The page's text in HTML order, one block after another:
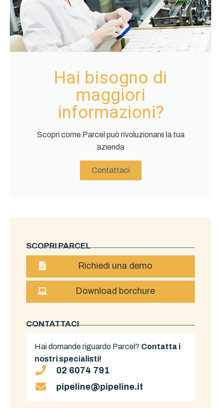
Hai bisogno di
maggiori
informazioni?
Scopri come Parcel può rivoluzionare la tua
azienda
Contattaci
SCOPRI PARCEL
Richiedi una demo
Download borchure
CONTATTACI
Hai domande riguardo Parcel? Contatta i
nostri specialisti!
02 6074 791
pipeline@pipeline.it